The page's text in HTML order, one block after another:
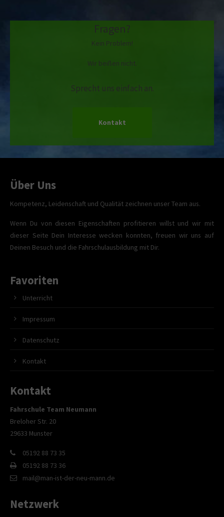
Fragen?
Kein Problem!
Wir beißen nicht.
Sprecht uns einfach an.
Kontakt
Über Uns
Kompetenz, Leidenschaft und Qualität zeichnen unser Team aus.
Wenn Du von diesen Eigenschaften profitieren willst und wir mit
dieser Seite Dein Interesse wecken konnten, freuen wir uns auf
Deinen Besuch und die Fahrschulausbildung mit Dir.
Favoriten
Unterricht
Impressum
Datenschutz
Kontakt
Kontakt
Fahrschule Team Neumann
Breloher Str. 20
29633 Munster
05192 88 73 35
05192 88 73 36
mail@man-ist-der-neu-mann.de
Netzwerk